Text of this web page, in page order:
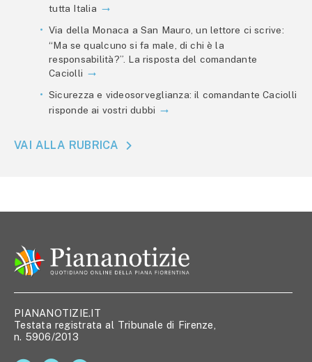
tutta Italia
Via della Monaca a San Mauro, un lettore ci scrive:
“Ma se qualcuno si fa male, di chi è la
responsabilità?”. La risposta del comandante
Caciolli
Sicurezza e videosorveglianza: il comandante Caciolli
risponde ai vostri dubbi
VAI ALLA RUBRICA
PIANANOTIZIE.IT
Testata registrata al Tribunale di Firenze,
n. 5906/2013